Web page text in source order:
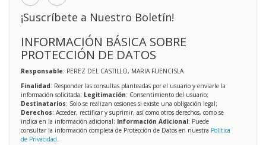
¡Suscríbete a Nuestro Boletín!
INFORMACIÓN BÁSICA SOBRE
PROTECCIÓN DE DATOS
Responsable: PEREZ DEL CASTILLO, MARIA FUENCISLA
Finalidad: Responder las consultas planteadas por el usuario y enviarle la
información solicitada; Legitimación: Consentimiento del usuario;
Destinatarios: Solo se realizan cesiones si existe una obligación legal;
Derechos: Acceder, rectificar y suprimir, así como otros derechos, como se
indica en la información adicional; Información Adicional: Puede
consultar la información completa de Protección de Datos en nuestra Política
de Privacidad